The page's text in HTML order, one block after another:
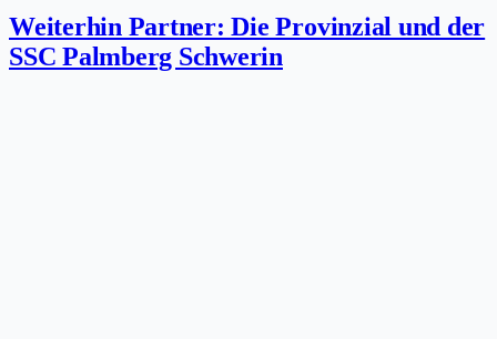
Weiterhin Partner: Die Provinzial und der
SSC Palmberg Schwerin